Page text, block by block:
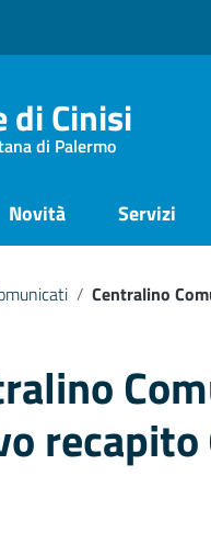
di Cinisi
di Palermo
Novità Servizi
/ Centralino